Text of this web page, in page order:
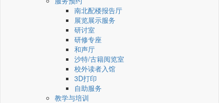
南北配楼报告厅
展览展示服务
研讨室
研修专座
和声厅
沙特/古籍阅览室
校外读者入馆
3D打印
自助服务
教学与培训